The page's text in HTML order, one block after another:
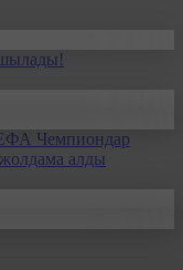
Чемпиондар
алды